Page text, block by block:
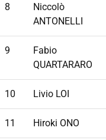
8
Niccolò
ANTONELLI
9
Fabio
QUARTARARO
10 Livio LOI
11 Hiroki ONO